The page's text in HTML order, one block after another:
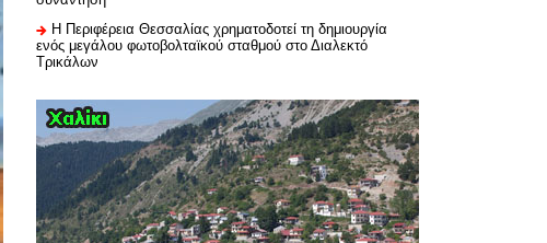
H Περιφέρεια Θεσσαλίας χρηματοδοτεί τη δημιουργία
ενός μεγάλου φωτοβολταϊκού σταθμού στο Διαλεκτό
Τρικάλων